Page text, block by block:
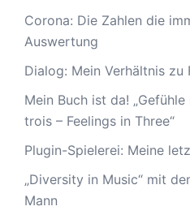
Corona: Die Zahlen die
Auswertung
Dialog: Mein Verhältnis zu
Mein Buch ist da!
trois – Feelings in Three“
Plugin-Spielerei: Meine
„Diversity in Music“ mit
Mann